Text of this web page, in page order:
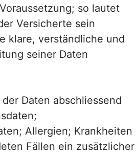
so lautet
Versicherte sein
klare, verständliche und
seiner Daten
Daten abschliessend
Allergien; Krankheiten
Fällen ein zusätzlicher